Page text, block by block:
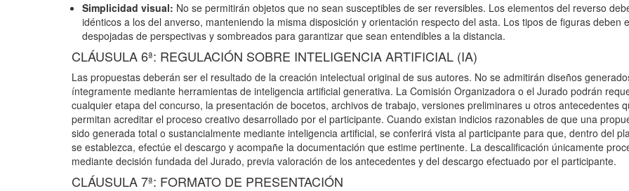
Simplicidad visual: No se permitirán objetos que no sean susceptibles de ser reversibles. Los elementos del reverso
idénticos a los del anverso, manteniendo la misma disposición y orientación respecto del asta. Los tipos de figuras deben
despojadas de perspectivas y sombreados para garantizar que sean entendibles a la distancia.
CLÁUSULA 6ª: REGULACIÓN SOBRE INTELIGENCIA ARTIFICIAL (IA)
Las propuestas deberán ser el resultado de la creación intelectual original de sus autores. No se admitirán diseños
íntegramente mediante herramientas de inteligencia artificial generativa. La Comisión Organizadora o el Jurado podrán
cualquier etapa del concurso, la presentación de bocetos, archivos de trabajo, versiones preliminares u otros antecedentes
permitan acreditar el proceso creativo desarrollado por el participante. Cuando existan indicios razonables de que una
sido generada total o sustancialmente mediante inteligencia artificial, se conferirá vista al participante para que, dentro del
se establezca, efectúe el descargo y acompañe la documentación que estime pertinente. La descalificación únicamente
mediante decisión fundada del Jurado, previa valoración de los antecedentes y del descargo efectuado por el participante.
CLÁUSULA 7ª: FORMATO DE PRESENTACIÓN